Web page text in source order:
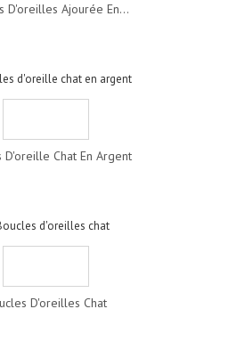
D'oreilles Ajourée En...
D'oreille Chat En Argent
D'oreilles Chat